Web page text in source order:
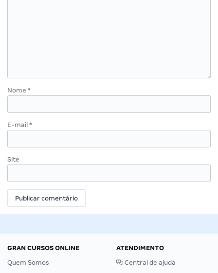
Nome *
E-mail *
Site
GRAN CURSOS ONLINE
Quem Somos
ATENDIMENTO
Central de ajuda